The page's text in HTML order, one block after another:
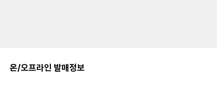
온/오프라인 발매정보